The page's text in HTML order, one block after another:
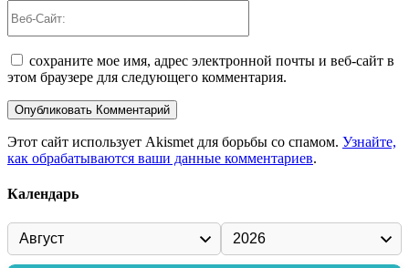
сохраните мое имя, адрес электронной почты и веб-сайт в
этом браузере для следующего комментария.
Этот сайт использует Akismet для борьбы со спамом. Узнайте,
как обрабатываются ваши данные комментариев.
Календарь